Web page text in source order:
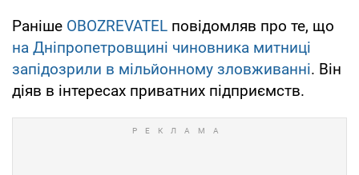
Раніше OBOZREVATEL повідомляв про те, що
на Дніпропетровщині чиновника митниці
запідозрили в мільйонному зловживанні. Він
діяв в інтересах приватних підприємств.